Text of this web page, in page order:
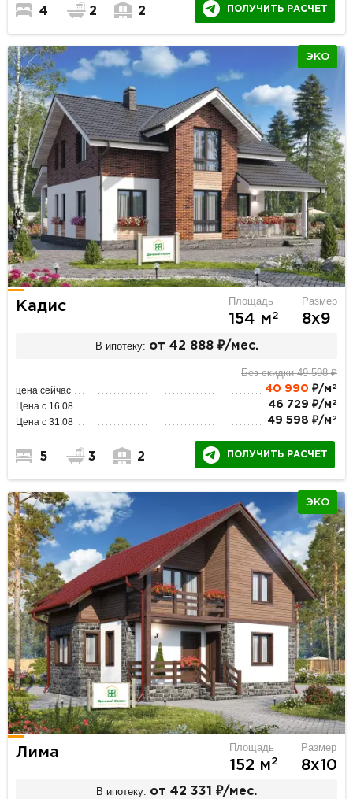
4 2 2 ПОЛУЧИТЬ РАСЧЕТ
ЭКО
Кадис Площадь
154 м2
Размер
8х9
В ипотеку: от 42 888 ₽/мес.
Без скидки 49 598 ₽
цена сейчас 40 990 ₽/м 2
Цена с 16.08 46 729 ₽/м 2
Цена с 31.08 49 598 ₽/м 2
5 3 2 ПОЛУЧИТЬ РАСЧЕТ
ЭКО
Лима Площадь
152 м2
Размер
8х10
В ипотеку: от 42 331 ₽/мес.